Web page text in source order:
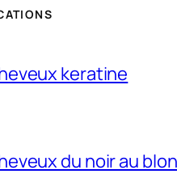
keratine
du noir au